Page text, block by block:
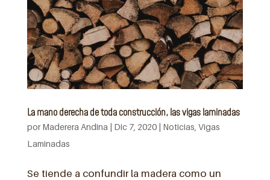
La mano derecha de toda construcción, las vigas laminadas
porMaderera Andina | Dic 7, 2020| Noticias Vigas
Laminadas
Se tiende a confundir la madera como un